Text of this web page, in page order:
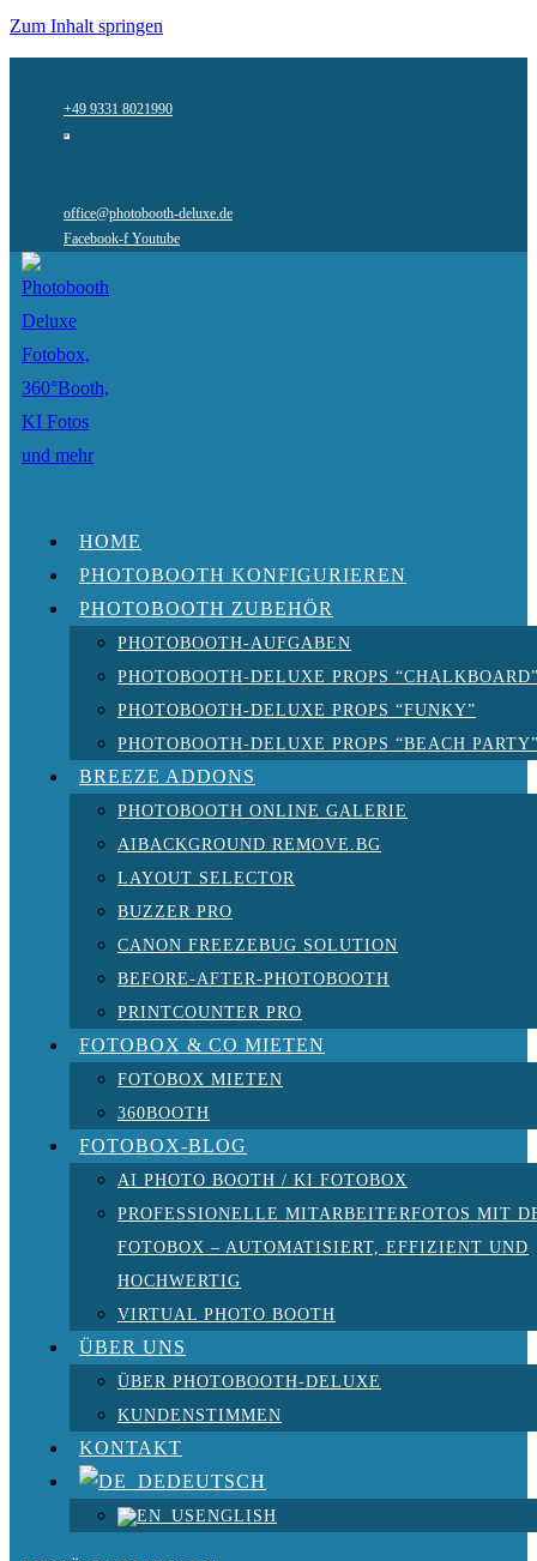
Zum Inhalt springen
+49 9331 8021990
office@photobooth-deluxe.de
Facebook-f Youtube
HOME
PHOTOBOOTH KONFIGURIEREN
PHOTOBOOTH ZUBEHÖR
PHOTOBOOTH-AUFGABEN
PHOTOBOOTH-DELUXE PROPS
PHOTOBOOTH-DELUXE PROPS “FUNKY”
PHOTOBOOTH-DELUXE PROPS “BEACH
BREEZE ADDONS
PHOTOBOOTH ONLINE GALERIE
AIBACKGROUND REMOVE.BG
LAYOUT SELECTOR
BUZZER PRO
CANON FREEZEBUG SOLUTION
BEFORE-AFTER-PHOTOBOOTH
PRINTCOUNTER PRO
FOTOBOX & CO MIETEN
FOTOBOX MIETEN
360BOOTH
FOTOBOX-BLOG
AI PHOTO BOOTH / KI FOTOBOX
PROFESSIONELLE MITARBEITERFOTOS MIT
FOTOBOX – AUTOMATISIERT, EFFIZIENT UND
HOCHWERTIG
VIRTUAL PHOTO BOOTH
ÜBER UNS
ÜBER PHOTOBOOTH-DELUXE
KUNDENSTIMMEN
KONTAKT
DEUTSCH
ENGLISH